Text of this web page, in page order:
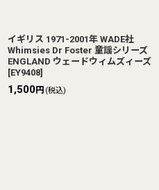
イギリス 1971-2001年 WADE社
Whimsies Dr Foster 童謡シリーズ
ENGLAND ウェードウィムズィーズ
[EY9408]
1,500円 (税込)